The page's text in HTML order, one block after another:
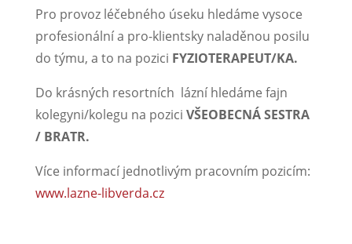
Pro provoz léčebného úseku hledáme vysoce
profesionální a pro-klientsky naladěnou posilu
do týmu, a to na pozici FYZIOTERAPEUT/KA.
Do krásných resortních lázní hledáme fajn
kolegyni/kolegu na pozici VŠEOBECNÁ SESTRA
/ BRATR.
Více informací jednotlivým pracovním pozicím:
www.lazne-libverda.cz